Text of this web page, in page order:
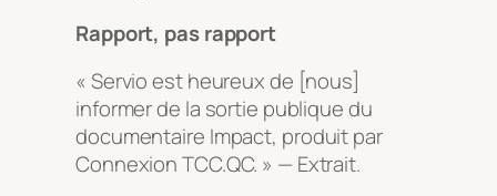
Rapport, pas rapport
« Servio est heureux de [nous]
informer de la sortie publique du
documentaire Impact, produit par
Connexion TCC.QC. » — Extrait.